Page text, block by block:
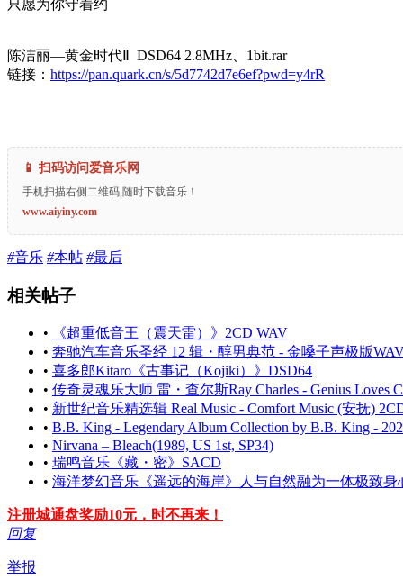
只愿为你守着约
陈洁丽—黄金时代Ⅱ DSD64 2.8MHz、1bit.rar
链接： https://pan.quark.cn/s/5d7742d7e6ef?pwd=y4rR
📱 扫码访问爱音乐网
手机扫描右侧二维码,随时下载音乐！
www.aiyiny.com
#音乐 #本帖 #最后
相关帖子
•
《超重低音王（震天雷）》2CD WAV
• 奔驰汽车音乐圣经 12 辑・醇男典范 - 金嗓子声极版
• 喜多郎Kitaro《古事记（Kojiki）》DSD64
• 传奇灵魂乐大师 雷・查尔斯Ray Charles - Genius Loves
• 新世纪音乐精选辑 Real Music - Comfort Music (安抚)
• B.B. King - Legendary Album Collection by B.B. King -
• Nirvana – Bleach(1989, US 1st, SP34)
• 瑞鸣音乐《藏・密》SACD
• 海洋梦幻音乐《遥远的海岸》人与自然融为一体极致
注册城通盘奖励10元，时不再来！
回复
举报